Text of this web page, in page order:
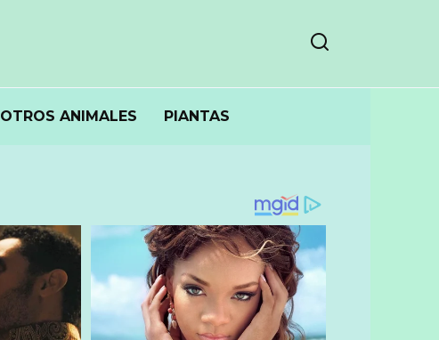
OTROS ANIMALES PIANTAS